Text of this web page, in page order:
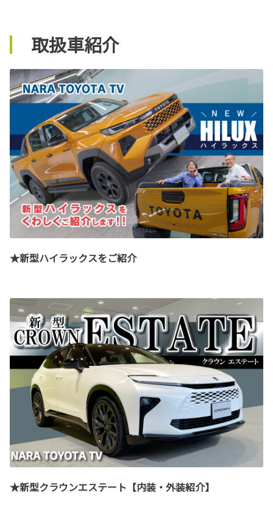
取扱車紹介
★新型ハイラックスをご紹介
★新型クラウンエステート【内装・外装紹介】